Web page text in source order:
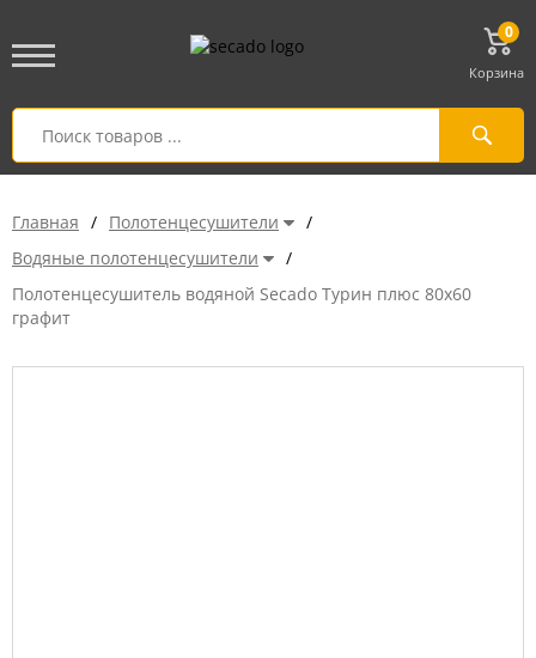
0
Корзина
Главная / Полотенцесушители
/
Водяные полотенцесушители
/
Полотенцесушитель водяной Secado Турин плюс 80x60
графит